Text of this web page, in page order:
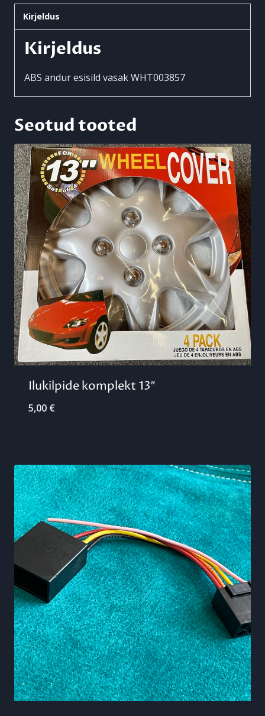
Audi,
Seat,
VW
Kirjeldus
Kirjeldus
ABS andur esisild vasak WHT003857
Seotud tooted
Ilukilpide komplekt 13″
5,00 €